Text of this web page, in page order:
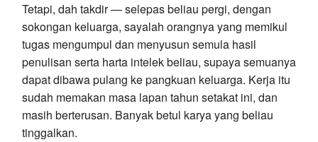
Tetapi, dah takdir — selepas beliau pergi, dengan
sokongan keluarga, sayalah orangnya yang memikul
tugas mengumpul dan menyusun semula hasil
penulisan serta harta intelek beliau, supaya semuanya
dapat dibawa pulang ke pangkuan keluarga. Kerja itu
sudah memakan masa lapan tahun setakat ini, dan
masih berterusan. Banyak betul karya yang beliau
tinggalkan.